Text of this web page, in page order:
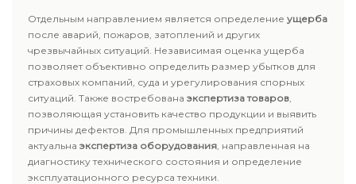
Отдельным направлением является определение ущерба
после аварий, пожаров, затоплений и других
чрезвычайных ситуаций. Независимая оценка ущерба
позволяет объективно определить размер убытков для
страховых компаний, суда и урегулирования спорных
ситуаций. Также востребована экспертиза товаров,
позволяющая установить качество продукции и выявить
причины дефектов. Для промышленных предприятий
актуальна экспертиза оборудования, направленная на
диагностику технического состояния и определение
эксплуатационного ресурса техники.